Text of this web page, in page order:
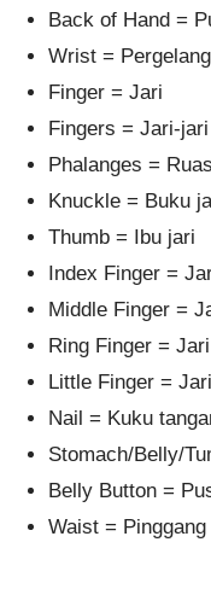
Back of Hand =
Wrist =
Finger = Jari
Fingers = Jari-jari
Phalanges =
Knuckle = Buku
Thumb = Ibu jari
Index Finger =
Middle Finger =
Ring Finger =
Little Finger =
Nail = Kuku
Stomach/Belly/
Belly Button =
Waist = Pinggang